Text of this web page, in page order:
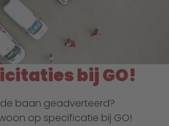
bij GO!
baan geadverteerd?
op specificatie bij GO!